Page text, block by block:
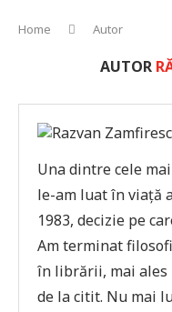
Home Autor
AUTOR
Una dintre cele
le-am luat în viață
1983, decizie pe
Am terminat
în librării, mai ales
de la citit. Nu mai